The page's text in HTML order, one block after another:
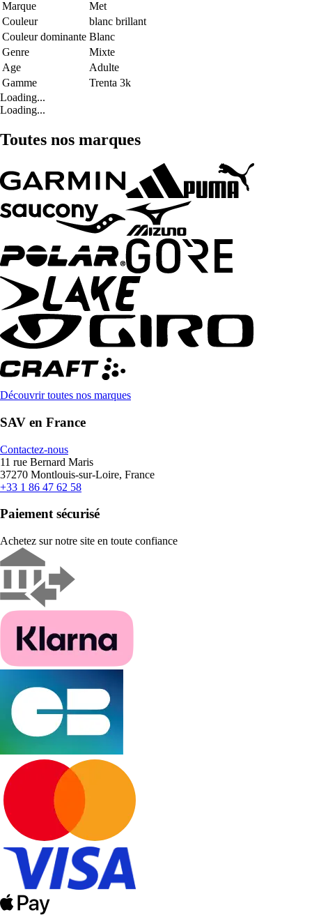
Marque
Met
Couleur
blanc brillant
Couleur dominante Blanc
Genre
Mixte
Age
Adulte
Gamme
Trenta 3k
Loading...
Loading...
Toutes nos marques
Découvrir toutes nos marques
SAV en France
Contactez-nous
11 rue Bernard Maris
37270 Montlouis-sur-Loire, France
+33 1 86 47 62 58
Paiement sécurisé
Achetez sur notre site en toute confiance